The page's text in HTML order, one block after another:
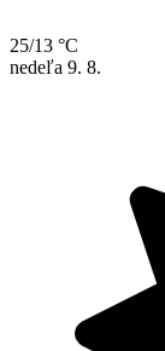
25/13 °C
nedeľa 9. 8.